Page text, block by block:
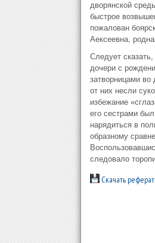
дворянской
быстрое
пожалован
Аексеевна,
Следует
дочери с
затворницами
от них несли
избежание
его сестрами
нарядиться в
образному
следовало
Скачать реферат